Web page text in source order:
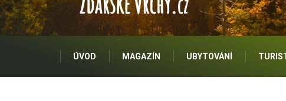
ÚVOD MAGAZÍN UBYTOVÁNÍ